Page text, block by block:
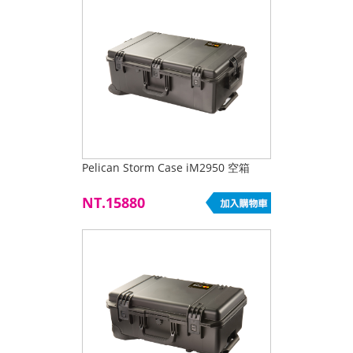
Pelican Storm Case iM2950 空箱
NT.15880